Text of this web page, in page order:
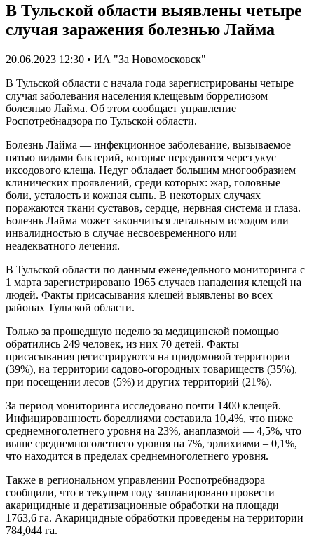
В Тульской области выявлены четыре
случая заражения болезнью Лайма
20.06.2023 12:30 • ИА "За Новомосковск"
В Тульской области с начала года зарегистрированы четыре
случая заболевания населения клещевым боррелиозом —
болезнью Лайма. Об этом сообщает управление
Роспотребнадзора по Тульской области.
Болезнь Лайма — инфекционное заболевание, вызываемое
пятью видами бактерий, которые передаются через укус
иксодового клеща. Недуг обладает большим многообразием
клинических проявлений, среди которых: жар, головные
боли, усталость и кожная сыпь. В некоторых случаях
поражаются ткани суставов, сердце, нервная система и глаза.
Болезнь Лайма может закончиться летальным исходом или
инвалидностью в случае несвоевременного или
неадекватного лечения.
В Тульской области по данным еженедельного мониторинга с
1 марта зарегистрировано 1965 случаев нападения клещей на
людей. Факты присасывания клещей выявлены во всех
районах Тульской области.
Только за прошедшую неделю за медицинской помощью
обратились 249 человек, из них 70 детей. Факты
присасывания регистрируются на придомовой территории
(39%), на территории садово-огородных товариществ (35%),
при посещении лесов (5%) и других территорий (21%).
За период мониторинга исследовано почти 1400 клещей.
Инфицированность бореллиями составила 10,4%, что ниже
среднемноголетнего уровня на 23%, анаплазмой — 4,5%, что
выше среднемноголетнего уровня на 7%, эрлихиями – 0,1%,
что находится в пределах среднемноголетнего уровня.
Также в региональном управлении Роспотребнадзора
сообщили, что в текущем году запланировано провести
акарицидные и дератизационные обработки на площади
1763,6 га. Акарицидные обработки проведены на территории
784,044 га.